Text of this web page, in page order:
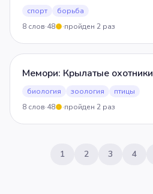
спорт
борьба
8 слов·48 ·пройден 2 раз
Мемори: Крылатые охотники
биология
зоология
птицы
8 слов·48 ·пройден 2 раз
1 2 3 4